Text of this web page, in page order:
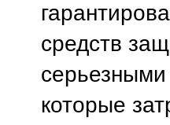
средств
которые